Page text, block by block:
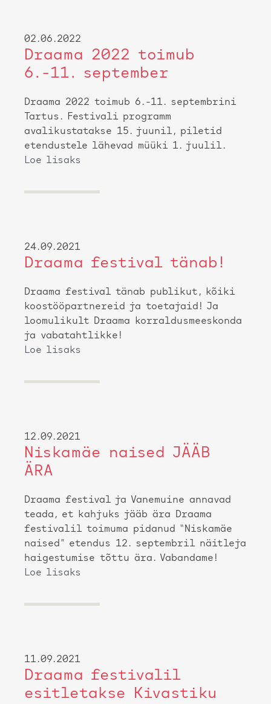
02.06.2022
Draama 2022 toimub
6.-11. september
Draama 2022 toimub 6.-11. septembrini
Tartus. Festivali programm
avalikustatakse 15. juunil, piletid
etendustele lähevad müüki 1. juulil.
Loe lisaks
24.09.2021
Draama festival tänab!
Draama festival tänab publikut, kõiki
koostööpartnereid ja toetajaid! Ja
loomulikult Draama korraldusmeeskonda
ja vabatahtlikke!
Loe lisaks
12.09.2021
Niskamäe naised JÄÄB
ÄRA
Draama festival ja Vanemuine annavad
teada, et kahjuks jääb ära Draama
festivalil toimuma pidanud “Niskamäe
naised” etendus 12. septembril näitleja
haigestumise tõttu ära. Vabandame!
Loe lisaks
11.09.2021
Draama festivalil
esitletakse Kivastiku